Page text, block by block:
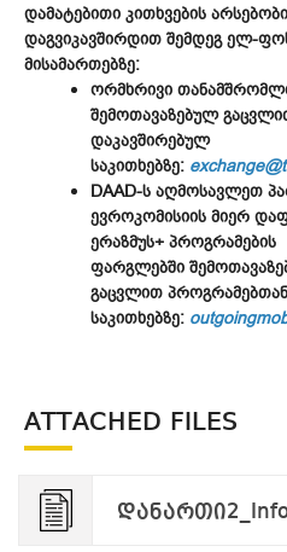
დამატებითი კითხვების
დაგვიკავშირდით შემდეგ ელ-
მისამართებზე:
ორმხრივი
შემოთავაზებულ
დაკავშირებულ
საკითხებზე:
DAAD-ს აღმოსავლეთ
ევროკომისიის მიერ
ერაზმუს+ პროგრამების
ფარგლებში
გაცვლით
საკითხებზე:
ATTACHED FILES